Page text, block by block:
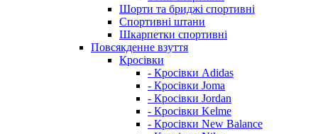
Шорти та бриджі спортивні
Спортивні штани
Шкарпетки спортивні
Повсякденне взуття
Кросівки
- Кросівки Adidas
- Кросівки Joma
- Кросівки Jordan
- Кросівки Kelme
- Кросівки New Balance